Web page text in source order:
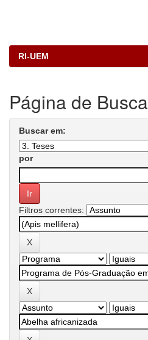
RI-UEM
Página de Busca
Buscar em:
por
Filtros correntes: